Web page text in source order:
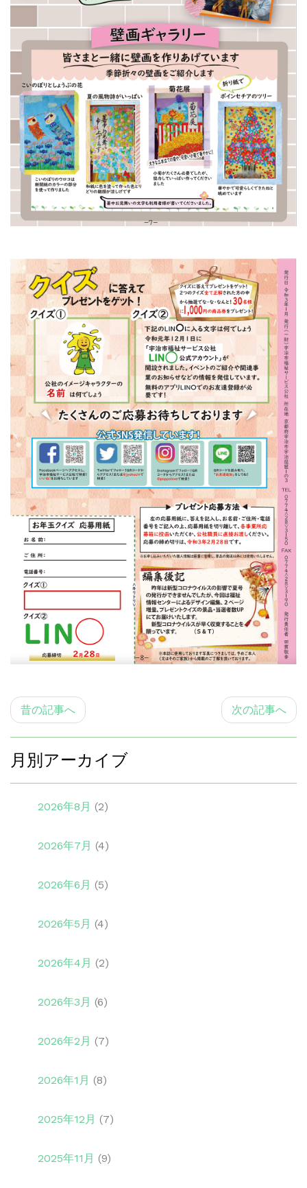
昔の記事へ 次の記事へ
月別アーカイブ
2026年8月 (2)
2026年7月 (4)
2026年6月 (5)
2026年5月 (4)
2026年4月 (2)
2026年3月 (6)
2026年2月 (7)
2026年1月 (8)
2025年12月 (7)
2025年11月 (9)